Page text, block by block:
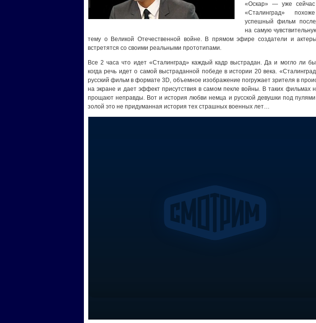
«Оскар» — уже сейчас
«Сталинград»
успешный фильм
на самую
тему о Великой Отечественной войне. В прямом эфире создатели и
встретятся со своими реальными прототипами.
Все 2 часа что идет «Сталинград» каждый кадр выстрадан. Да и могло ли
когда речь идет о самой выстраданной победе в истории 20 века.
русский фильм в формате 3D, объемное изображение погружает зрителя в
на экране и дает эффект присутствия в самом пекле войны. В таких фильмах
прощают неправды. Вот и история любви немца и русской девушки под пулями
золой это не придуманная история тех страшных военных лет…